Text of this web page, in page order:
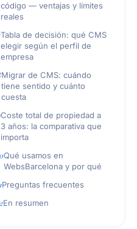
código — ventajas y límites
reales
Tabla de decisión: qué CMS
elegir según el perfil de
empresa
Migrar de CMS: cuándo
tiene sentido y cuánto
cuesta
Coste total de propiedad a
3 años: la comparativa que
importa
Qué usamos en
WebsBarcelona y por qué
Preguntas frecuentes
En resumen